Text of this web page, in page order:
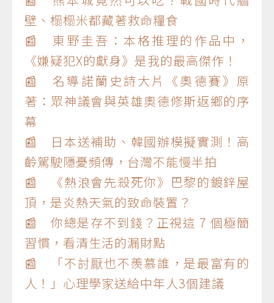
壁、榻榻米都藏著救命糧食
📰 東野圭吾：本格推理的作品中，
《嫌疑犯X的獻身》是我的最高傑作！
📰 名導諾蘭史詩大片《奧德賽》原
著：眾神議會與英雄奧德修斯返鄉的序
幕
📰 日本送補助、韓國辦模擬實測！高
齡駕駛隱憂頻傳，台灣不能慢半拍
📰 《熱浪會先殺死你》巴黎的鍍鋅屋
頂，是炎熱天氣的致命裝置？
📰 你總是存不到錢？正視這 7 個極簡
習慣，看清生活的漏財點
📰 「不討厭也不羨慕誰，是最富有的
人！」心理學家送給中年人3個建議